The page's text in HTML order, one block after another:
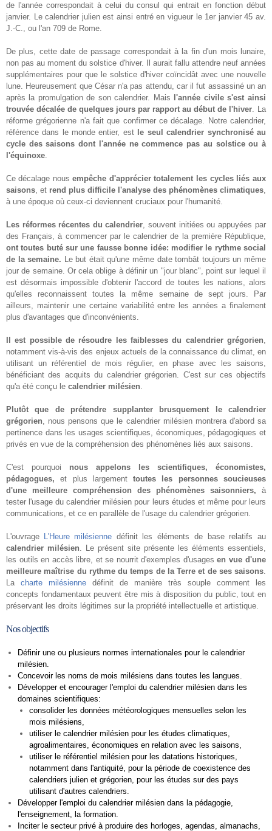
de l'année correspondait à celui du consul qui entrait en fonction début
janvier. Le calendrier julien est ainsi entré en vigueur le 1er janvier 45 av.
J.-C., ou l'an 709 de Rome.
De plus, cette date de passage correspondait à la fin d'un mois lunaire,
non pas au moment du solstice d'hiver. Il aurait fallu attendre neuf années
supplémentaires pour que le solstice d'hiver coïncidât avec une nouvelle
lune. Heureusement que César n'a pas attendu, car il fut assassiné un an
après la promulgation de son calendrier. Mais
l'année civile s'est ainsi
trouvée décalée de quelques jours par rapport au début de l'hiver. La
réforme grégorienne n'a fait que confirmer ce décalage. Notre calendrier,
référence dans le monde entier, est le seul calendrier synchronisé au
cycle des saisons dont l'année ne commence pas au solstice ou à
l'équinoxe.
Ce décalage nous empêche d'apprécier totalement les cycles liés aux
saisons, et rend plus difficile l'analyse des phénomènes climatiques,
à une époque où ceux-ci deviennent cruciaux pour l'humanité.
Les réformes récentes du calendrier, souvent initiées ou appuyées par
des Français, à commencer par le calendrier de la première République,
ont toutes buté sur une fausse bonne idée: modifier le rythme social
de la semaine. Le but était qu'une même date tombât toujours un même
jour de semaine. Or cela oblige à définir un "jour blanc", point sur lequel il
est désormais impossible d'obtenir l'accord de toutes les nations, alors
qu'elles reconnaissent toutes la même semaine de sept jours. Par
ailleurs, maintenir une certaine variabilité entre les années a finalement
plus d'avantages que d'inconvénients.
Il est possible de résoudre les faiblesses du calendrier grégorien,
notamment vis-à-vis des enjeux actuels de la connaissance du climat, en
utilisant un référentiel de mois régulier, en phase avec les saisons,
bénéficiant des acquits du calendrier grégorien. C'est sur ces objectifs
qu'a été conçu le calendrier milésien.
Plutôt que de prétendre supplanter brusquement le calendrier
grégorien, nous pensons que le calendrier milésien montrera d'abord sa
pertinence dans les usages scientifiques, économiques, pédagogiques et
privés en vue de la compréhension des phénomènes liés aux saisons.
C'est pourquoi nous appelons les scientifiques, économistes,
pédagogues, et plus largement toutes les personnes soucieuses
d'une meilleure compréhension des phénomènes saisonniers, à
tester l'usage du calendrier milésien pour leurs études et même pour leurs
communications, et ce en parallèle de l'usage du calendrier grégorien.
L'ouvrage L'Heure milésienne définit les éléments de base relatifs au
calendrier milésien. Le présent site présente les éléments essentiels,
les outils en accès libre, et se nourrit d'exemples d'usages en vue d'une
meilleure maîtrise du rythme du temps de la Terre et de ses saisons.
La charte milésienne définit de manière très souple comment les
concepts fondamentaux peuvent être mis à disposition du public, tout en
préservant les droits légitimes sur la propriété intellectuelle et artistique.
Nos objectifs
Définir une ou plusieurs normes internationales pour le calendrier
milésien.
Concevoir les noms de mois milésiens dans toutes les langues.
Développer et encourager l'emploi du calendrier milésien dans les
domaines scientifiques:
consolider les données météorologiques mensuelles selon les
mois milésiens,
utiliser le calendrier milésien pour les études climatiques,
agroalimentaires, économiques en relation avec les saisons,
utiliser le référentiel milésien pour les datations historiques,
notamment dans l'antiquité, pour la période de coexistence des
calendriers julien et grégorien, pour les études sur des pays
utilisant d'autres calendriers.
Développer l'emploi du calendrier milésien dans la pédagogie,
l'enseignement, la formation.
Inciter le secteur privé à produire des horloges, agendas, almanachs,